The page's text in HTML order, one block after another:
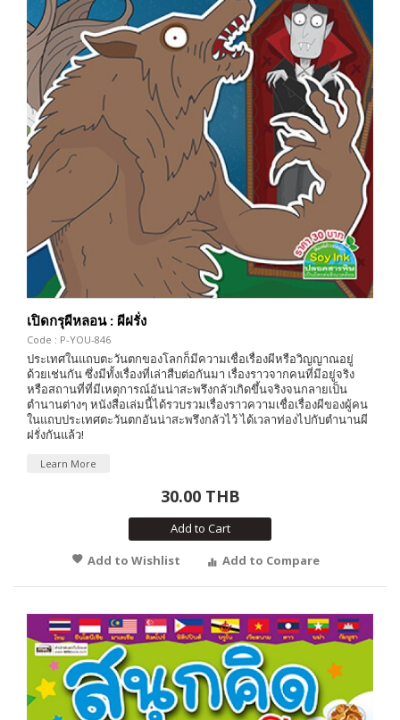
เปิดกรุผีหลอน : ผีฝรั่ง
Code : P-YOU-846
ประเทศในแถบตะวันตกของโลกก็มีความเชื่อเรื่องผีหรือวิญญาณอยู่
ด้วยเช่นกัน ซึ่งมีทั้งเรื่องที่เล่าสืบต่อกันมา เรื่องราวจากคนที่มีอยู่จริง
หรือสถานที่ที่มีเหตุการณ์อันน่าสะพรึงกลัวเกิดขึ้นจริงจนกลายเป็น
ตำนานต่างๆ หนังสือเล่มนี้ได้รวบรวมเรื่องราวความเชื่อเรื่องผีของผู้คน
ในแถบประเทศตะวันตกอันน่าสะพรึงกลัวไว้ ได้เวลาท่องไปกับตำนานผี
ฝรั่งกันแล้ว!
Learn More
30.00 THB
Add to Cart
Add to Wishlist
Add to Compare